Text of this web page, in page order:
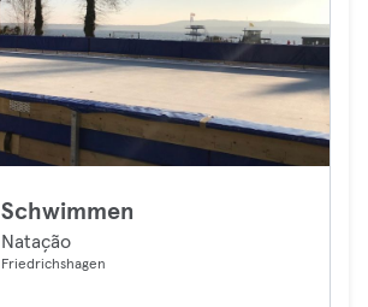
Schwimmen
Natação
Friedrichshagen